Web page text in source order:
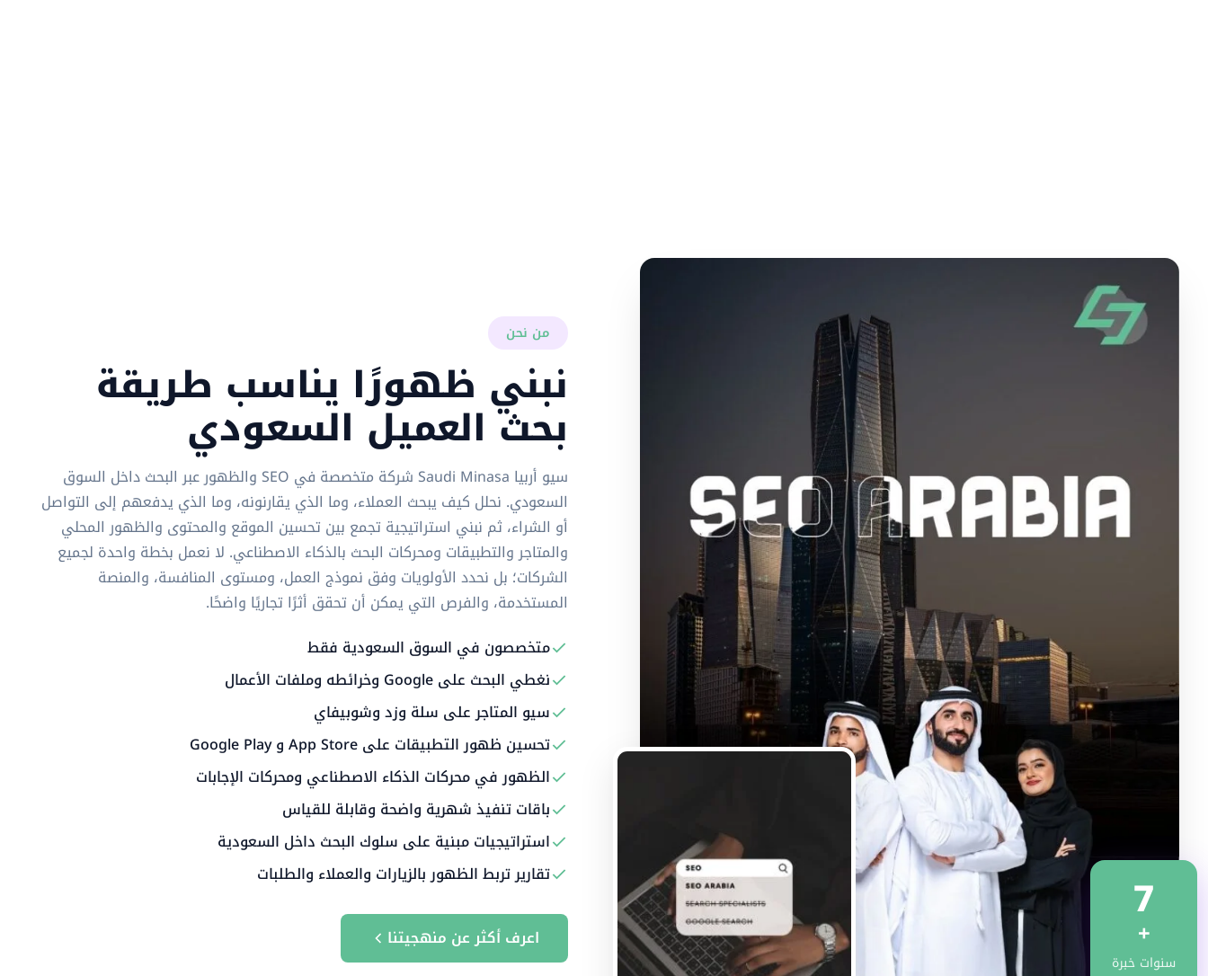
7
+
سنوات خبرة
من نحن
نبني ظهورًا يناسب طريقة
بحث العميل السعودي
سيو أربيا Saudi Minasa شركة متخصصة في SEO والظهور عبر البحث داخل السوق
السعودي. نحلل كيف يبحث العملاء، وما الذي يقارنونه، وما الذي يدفعهم إلى التواصل
أو الشراء، ثم نبني استراتيجية تجمع بين تحسين الموقع والمحتوى والظهور المحلي
والمتاجر والتطبيقات ومحركات البحث بالذكاء الاصطناعي. لا نعمل بخطة واحدة لجميع
الشركات؛ بل نحدد الأولويات وفق نموذج العمل، ومستوى المنافسة، والمنصة
المستخدمة، والفرص التي يمكن أن تحقق أثرًا تجاريًا واضحًا.
متخصصون في السوق السعودية فقط
نغطي البحث على Google وخرائطه وملفات الأعمال
سيو المتاجر على سلة وزد وشوبيفاي
تحسين ظهور التطبيقات على App Store و Google Play
الظهور في محركات الذكاء الاصطناعي ومحركات الإجابات
باقات تنفيذ شهرية واضحة وقابلة للقياس
استراتيجيات مبنية على سلوك البحث داخل السعودية
تقارير تربط الظهور بالزيارات والعملاء والطلبات
اعرف أكثر عن منهجيتنا